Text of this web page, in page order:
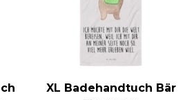
XL Badehandtuch Bär